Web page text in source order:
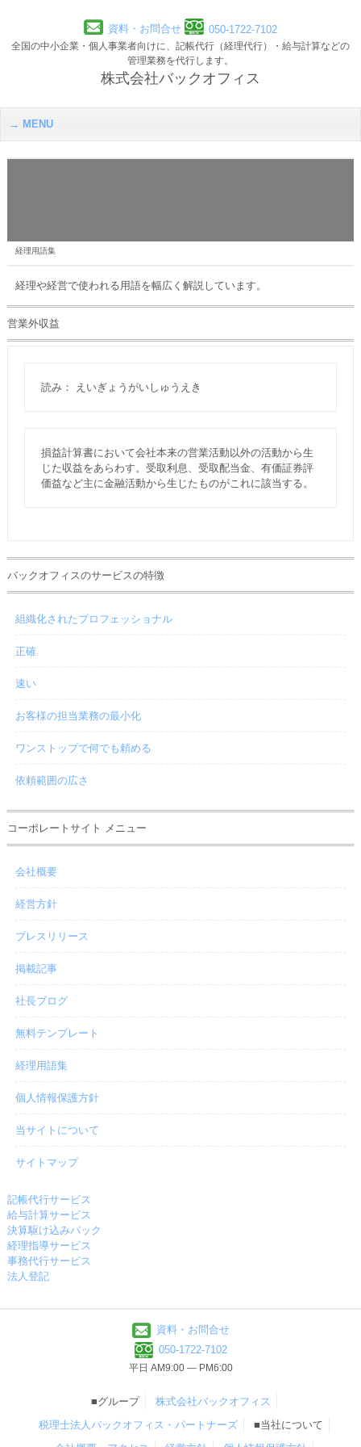
資料・お問合せ 050-1722-7102
全国の中小企業・個人事業者向けに、記帳代行（経理代行）・給与計算などの
管理業務を代行します。
株式会社バックオフィス
MENU
経理用語集
経理や経営で使われる用語を幅広く解説しています。
営業外収益
読み： えいぎょうがいしゅうえき
損益計算書において会社本来の営業活動以外の活動から生
じた収益をあらわす。受取利息、受取配当金、有価証券評
価益など主に金融活動から生じたものがこれに該当する。
バックオフィスのサービスの特徴
組織化されたプロフェッショナル
正確
速い
お客様の担当業務の最小化
ワンストップで何でも頼める
依頼範囲の広さ
コーポレートサイト メニュー
会社概要
経営方針
プレスリリース
掲載記事
社長ブログ
無料テンプレート
経理用語集
個人情報保護方針
当サイトについて
サイトマップ
記帳代行サービス
給与計算サービス
決算駆け込みパック
経理指導サービス
事務代行サービス
法人登記
資料・お問合せ
050-1722-7102
平日 AM9:00 ― PM6:00
■グループ
株式会社バックオフィス
税理士法人バックオフィス・パートナーズ
■当社について